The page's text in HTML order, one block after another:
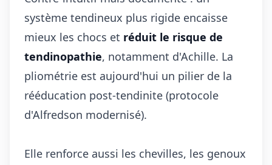
système tendineux plus rigide encaisse
mieux les chocs et réduit le risque de
tendinopathie, notamment d'Achille. La
pliométrie est aujourd'hui un pilier de la
rééducation post-tendinite (protocole
d'Alfredson modernisé).
Elle renforce aussi les chevilles, les genoux